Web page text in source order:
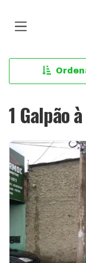
1 Galpão